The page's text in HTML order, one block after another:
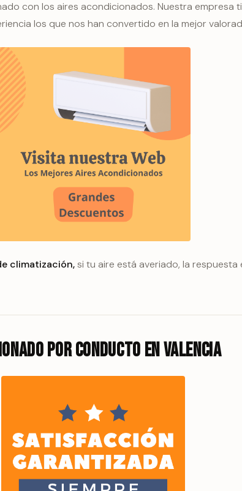
con los aires acondicionados. Nuestra empresa
los que nos han convertido en la mejor
climatización,si tu aire está averiado, la respuesta
por conducto en Valencia